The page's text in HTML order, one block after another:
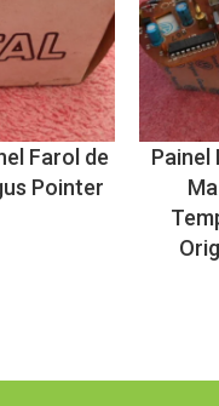
Farol de
Pointer